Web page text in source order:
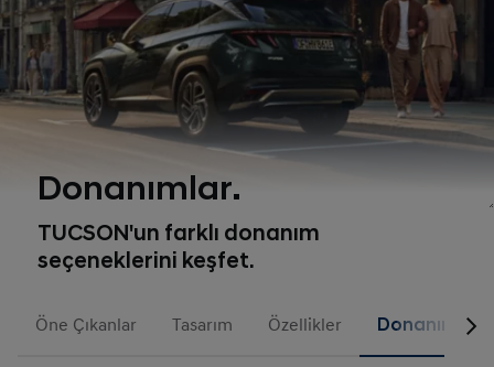
Donanımlar.
TUCSON'un farklı donanım
seçeneklerini keşfet.
Öne Çıkanlar Tasarım Özellikler Donanımlar